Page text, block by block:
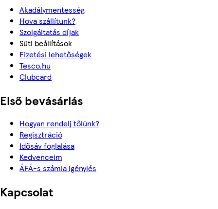
Akadálymentesség
Hova szállítunk?
Szolgáltatás díjak
Süti beállítások
Fizetési lehetőségek
Tesco.hu
Clubcard
Első bevásárlás
Hogyan rendelj tőlünk?
Regisztráció
Idősáv foglalása
Kedvenceim
ÁFÁ-s számla igénylés
Kapcsolat